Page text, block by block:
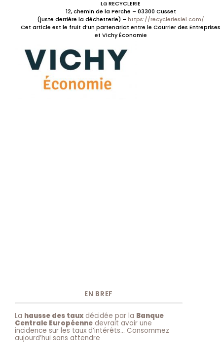
La RECYCLERIE
12, chemin de la Perche – 03300 Cusset
(juste derrière la déchetterie) – https://recycleriesiel.com/
Cet article est le fruit d’un partenariat entre le Courrier des Entreprises
et Vichy Économie
EN BREF
La hausse des taux décidée par la Banque
Centrale Européenne devrait avoir une
incidence sur les taux d’intérêts… Consommez
aujourd’hui sans attendre